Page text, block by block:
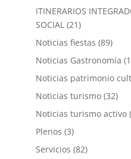
ITINERARIOS
SOCIAL(21)
Noticias fiestas (89)
Noticias Gastronomía
Noticias patrimonio
Noticias turismo(32)
Noticias turismo activo
Plenos (3)
Servicios (82)